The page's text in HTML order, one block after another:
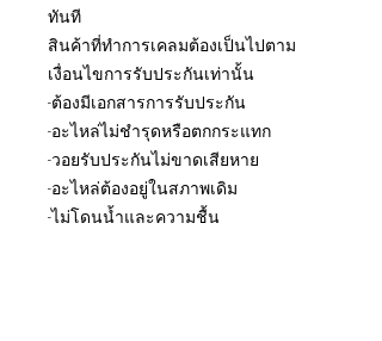
ทันที
สินค้าที่ทำการเคลมต้องเป็นไปตาม
เงื่อนไขการรับประกันเท่านั้น
-ต้องมีเอกสารการรับประกัน
-อะไหล่ไม่ชำรุดหรือตกกระแทก
-วอยรับประกันไม่ขาดเสียหาย
-อะไหล่ต้องอยู่ในสภาพเดิม
-ไม่โดนน้ำและความชื้น